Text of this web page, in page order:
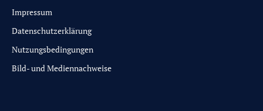
Impressum
Datenschutzerklärung
Nutzungsbedingungen
Bild- und Mediennachweise